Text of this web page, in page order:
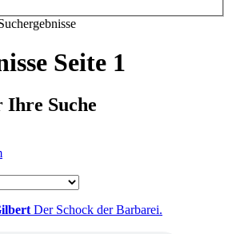
Seite 1
Suche
: Der Schock der Barbarei.
von Der Schock der Barbarei.